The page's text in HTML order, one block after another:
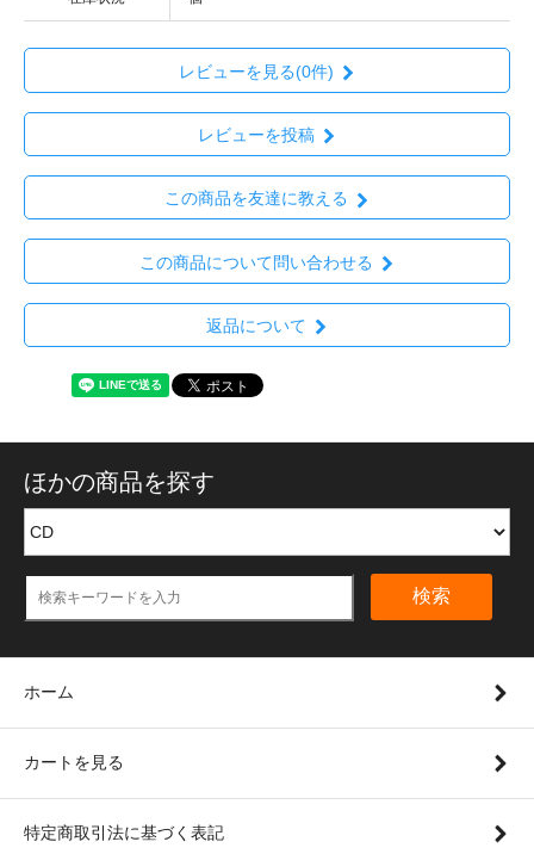
レビューを見る(0件)
レビューを投稿
この商品を友達に教える
この商品について問い合わせる
返品について
ほかの商品を探す
検索
ホーム
カートを見る
特定商取引法に基づく表記